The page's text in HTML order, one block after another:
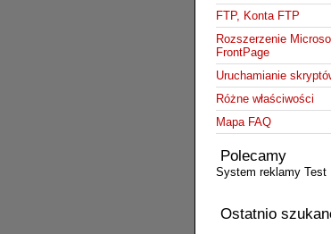
FTP, Konta FTP
Rozszerzenie
FrontPage
Uruchamianie
Różne właściwości
Mapa FAQ
Polecamy
System reklamy Test
Ostatnio